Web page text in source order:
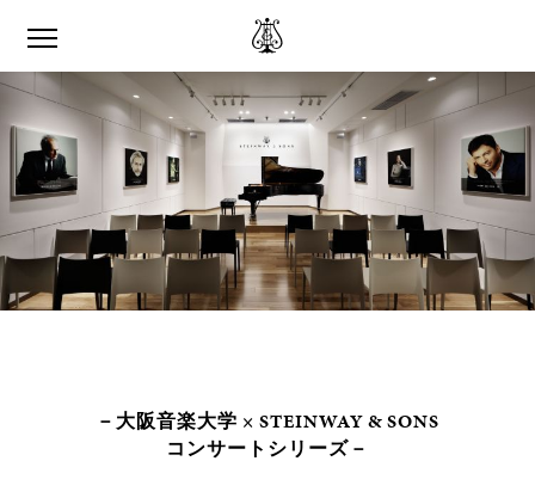
－大阪音楽大学 × STEINWAY & SONS
コンサートシリーズ－